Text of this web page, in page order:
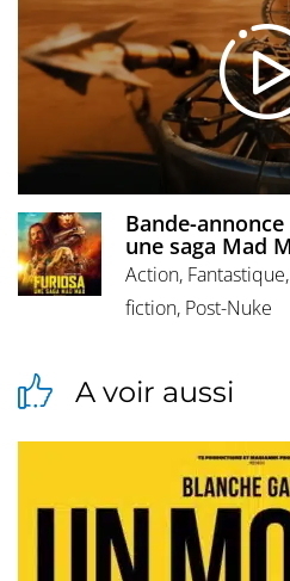
Bande-
une saga Mad
Action,
fiction, Post-Nuke
A voir aussi